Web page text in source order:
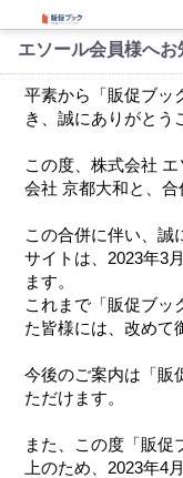
エソール会員様へお
平素から「販促ブッ
き、誠にありがとう
この度、株式会社
会社 京都大和と、合
この合併に伴い、誠
サイトは、2023年3
ます。
これまで「販促ブッ
た皆様には、改めて
今後のご案内は「販
ただけます。
また、この度「販促
上のため、2023年4